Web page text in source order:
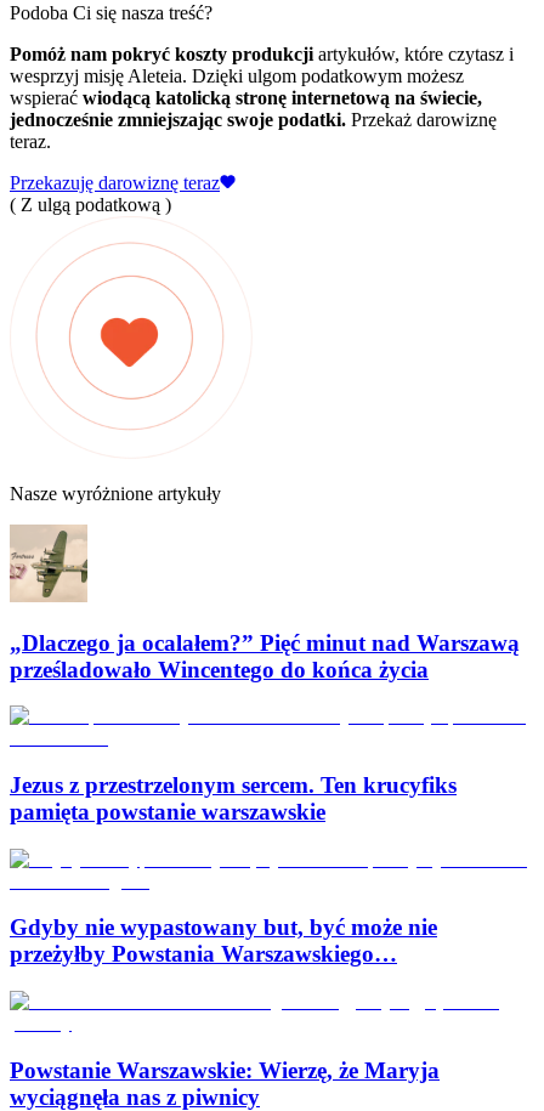
Podoba Ci się nasza treść?
Pomóż nam pokryć koszty produkcji artykułów, które czytasz i
wesprzyj misję Aleteia. Dzięki ulgom podatkowym możesz
wspierać wiodącą katolicką stronę internetową na świecie,
jednocześnie zmniejszając swoje podatki. Przekaż darowiznę
teraz.
Przekazuję darowiznę teraz
( Z ulgą podatkową )
Nasze wyróżnione artykuły
„Dlaczego ja ocalałem?” Pięć minut nad Warszawą
prześladowało Wincentego do końca życia
Jezus z przestrzelonym sercem. Ten krucyfiks
pamięta powstanie warszawskie
Gdyby nie wypastowany but, być może nie
przeżyłby Powstania Warszawskiego…
Powstanie Warszawskie: Wierzę, że Maryja
wyciągnęła nas z piwnicy